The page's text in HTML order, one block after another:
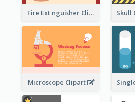
Fire Extinguisher Clipart
Microscope Clipart